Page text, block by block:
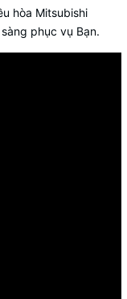
hòa Mitsubishi
phục vụ Bạn.